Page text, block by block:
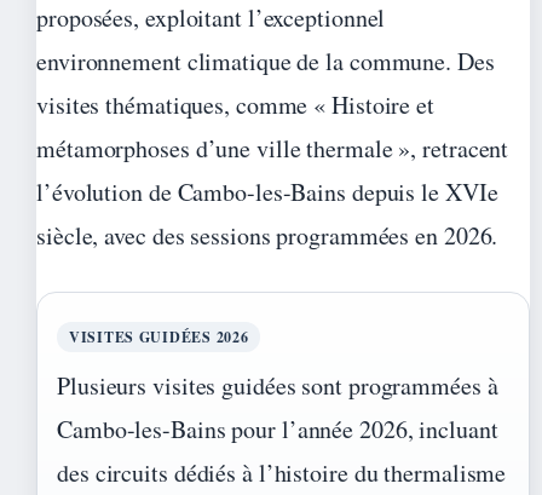
proposées, exploitant l’exceptionnel
environnement climatique de la commune. Des
visites thématiques, comme « Histoire et
métamorphoses d’une ville thermale », retracent
l’évolution de Cambo-les-Bains depuis le XVIe
siècle, avec des sessions programmées en 2026.
VISITES GUIDÉES 2026
Plusieurs visites guidées sont programmées à
Cambo-les-Bains pour l’année 2026, incluant
des circuits dédiés à l’histoire du thermalisme